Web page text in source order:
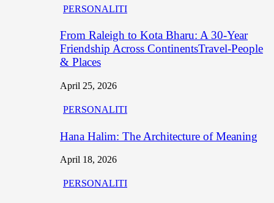
PERSONALITI
From Raleigh to Kota Bharu: A 30-Year
Friendship Across ContinentsTravel-People
& Places
April 25, 2026
PERSONALITI
Hana Halim: The Architecture of Meaning
April 18, 2026
PERSONALITI